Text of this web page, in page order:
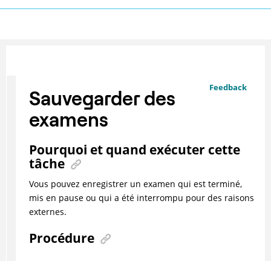
Feedback
Sauvegarder des
examens
Pourquoi et quand exécuter cette
tâche
Vous pouvez enregistrer un examen qui est terminé,
mis en pause ou qui a été interrompu pour des raisons
externes.
Procédure